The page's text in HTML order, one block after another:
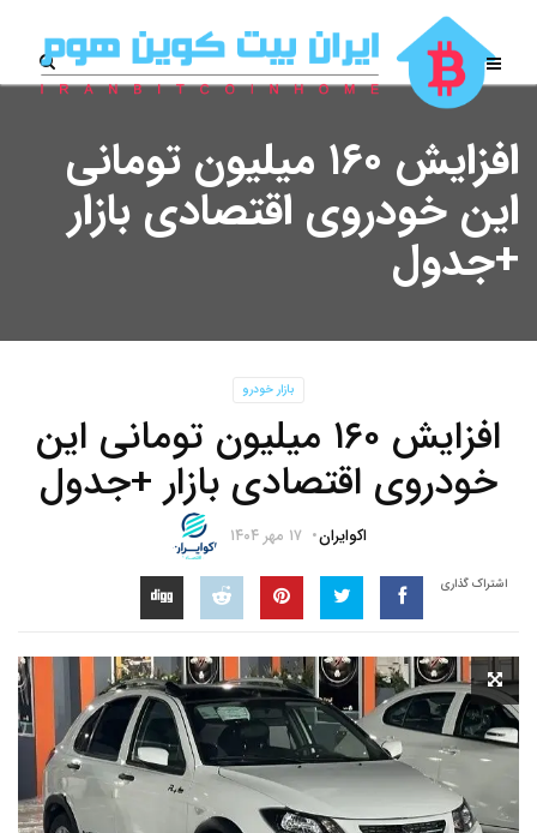
افزایش ۱۶۰ میلیون تومانی
این خودروی اقتصادی بازار
+جدول
بازار خودرو
افزایش ۱۶۰ میلیون تومانی این
خودروی اقتصادی بازار +جدول
اکوایران ۱۷ مهر ۱۴۰۴
اشتراک گذاری